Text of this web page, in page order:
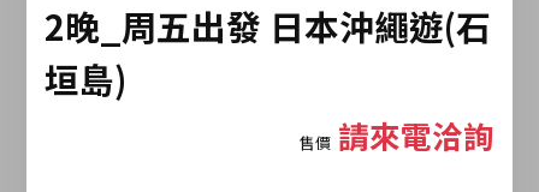
2晚_周五出發 日本沖繩遊(石
垣島)
售價請來電洽詢